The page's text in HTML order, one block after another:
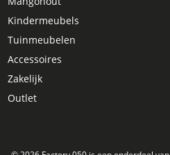
Kindermeubels
Tuinmeubelen
Accessoires
Zakelijk
Outlet